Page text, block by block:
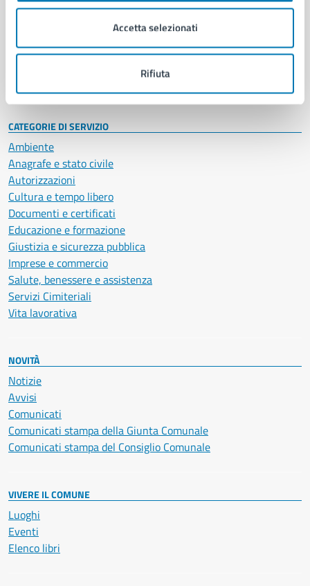
Accetta selezionati
Rifiuta
Enti e fondazioni
Personale amministrativo
Intranet, posta aziendale e protocollo
CATEGORIE DI SERVIZIO
Ambiente
Anagrafe e stato civile
Autorizzazioni
Cultura e tempo libero
Documenti e certificati
Educazione e formazione
Giustizia e sicurezza pubblica
Imprese e commercio
Salute, benessere e assistenza
Servizi Cimiteriali
Vita lavorativa
NOVITÀ
Notizie
Avvisi
Comunicati
Comunicati stampa della Giunta Comunale
Comunicati stampa del Consiglio Comunale
VIVERE IL COMUNE
Luoghi
Eventi
Elenco libri